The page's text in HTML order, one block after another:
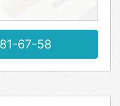
67-58